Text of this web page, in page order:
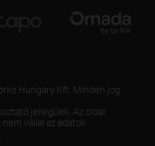
Hungary Kft. Minden jog
jellegűek. Az oldal
vállal az adatok